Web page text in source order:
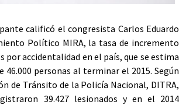
calificó el congresista Carlos Eduardo
Político MIRA, la tasa de incremento
por accidentalidad en el país, que se estima
46.000 personas al terminar el 2015. Según
de Tránsito de la Policía Nacional, DITRA,
39.427 lesionados y en el 2014